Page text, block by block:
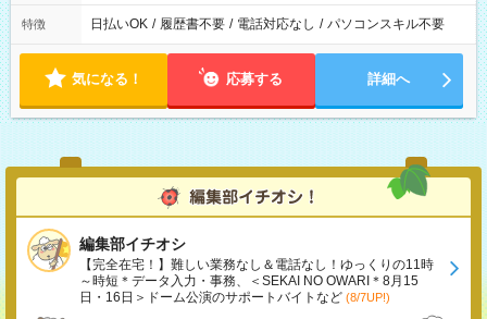
特徴 日払いOK / 履歴書不要 / 電話対応なし / パソコンスキル不要
気になる！ 応募する 詳細へ
編集部イチオシ
【完全在宅！】難しい業務なし＆電話なし！ゆっくりの11時
～時短＊データ入力・事務、＜SEKAI NO OWARI＊8月15
日・16日＞ドーム公演のサポートバイトなど (8/7UP!)